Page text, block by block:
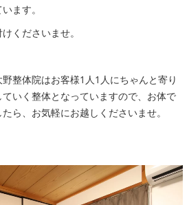
ます。
くださいませ。
整体院はお客様1人1人にちゃんと寄り
いく整体となっていますので、お体で
ら、お気軽にお越しくださいませ。